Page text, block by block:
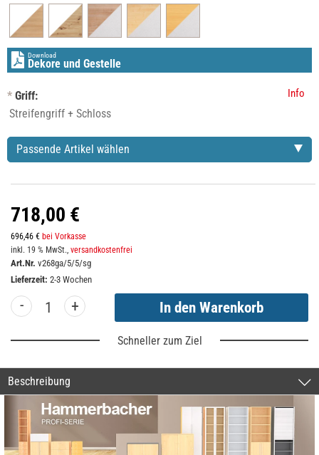
Download
Dekore und Gestelle
* Griff: Info
Passende Artikel wählen
718,00 €
696,46 € bei Vorkasse
inkl. 19 % MwSt., versandkostenfrei
Art.Nr. v268ga/5/5/sg
Lieferzeit: 2-3 Wochen
- +
Schneller zum Ziel
Beschreibung